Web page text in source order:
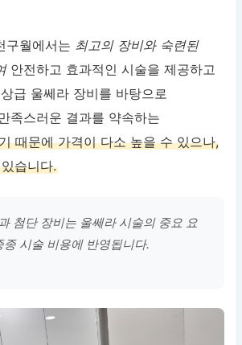
구월에서는 최고의 장비와 숙련된
안전하고 효과적인 시술을 제공하고
급 울쎄라 장비를 바탕으로
족스러운 결과를 약속하는
때문에 가격이 다소 높을 수 있으나,
습니다.
첨단 장비는 울쎄라 시술의 중요 요
종 시술 비용에 반영됩니다.